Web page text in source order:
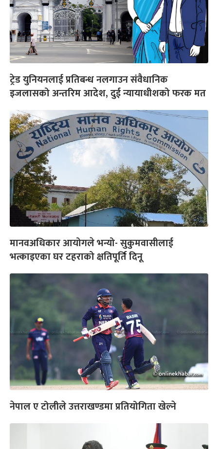
ट्रेड युनियनलाई प्रतिबन्ध नलगाउन संवैधानिक
इजलासको अन्तरिम आदेश, दुई न्यायाधीशको फरक मत
मानवअधिकार आयोगले भन्यो- सुकुमवासीलाई
भत्काइएका घर टहराको क्षतिपूर्ति दिनू
नेपाल ए टोलीले उत्तराखण्डमा प्रतियोगिता खेल्ने